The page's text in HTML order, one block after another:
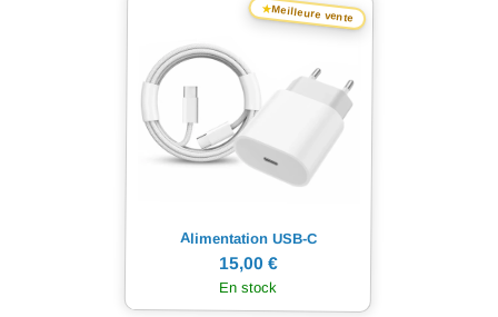
★Meilleure vente
Alimentation USB-C
15,00 €
En stock